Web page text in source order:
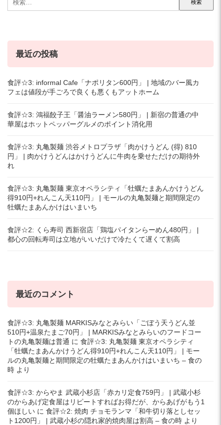
索:
最近の投稿
食評☆3: informal Cafe「ナポリタン600円」 | 地域のバー風カ
フェは値段が手ごろで良くも悪くもアットホーム
食評☆3: 鴻福餃子王「醤油ラーメン580円」 | 新宿の普通の中
華屋はホットペッパーグルメのポイント消化用
食評☆3: 丸亀製麺 渋谷メトロプラザ「肉かけうどん (得) 810
円」 | 肉かけうどんはかけうどんに牛肉を乗せただけの期待外
れ
食評☆3: 丸亀製麺 東京オペラシティ「牡蠣たまあんかけうどん
得910円+れんこん天110円」 | モールの丸亀製麺と期間限定の
牡蠣たまあんかけはいまいち
食評☆2: くら寿司 西新宿店「鶏塩パイタンらーめん480円」 |
都心の回転寿司は立地がいいだけで冷たくて遅くて割高
最近のコメント
食評☆3: 丸亀製麺 MARKISみなとみらい「ごぼう天うどん並
510円+温泉たまご70円」 | MARKISみなとみらいのフードコー
トの丸亀製麺は普通 に 食評☆3: 丸亀製麺 東京オペラシティ
「牡蠣たまあんかけうどん得910円+れんこん天110円」 | モー
ルの丸亀製麺と期間限定の牡蠣たまあんかけはいまいち – 食の
時 より
食評☆3: からやま 武蔵小杉店「赤カリ定食759円」 | 武蔵小杉
のからあげ定食屋はリピートすればお得だが、からあげがもう1
個ほしい に 食評☆2: 焼肉 チョモランマ「和牛切り落としセッ
ト1200円」 | 武蔵小杉の隠れ家的焼肉屋は割高 – 食の時 より